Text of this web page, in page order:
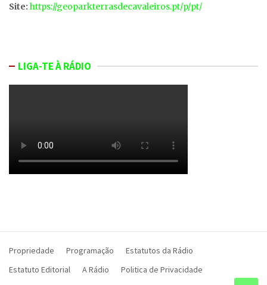
Site: https://geoparkterrasdecavaleiros.pt/p/pt/
LIGA-TE À RÁDIO
Propriedade Programação
Estatutos da Rádio
Estatuto Editorial
A Rádio Politica de Privacidade